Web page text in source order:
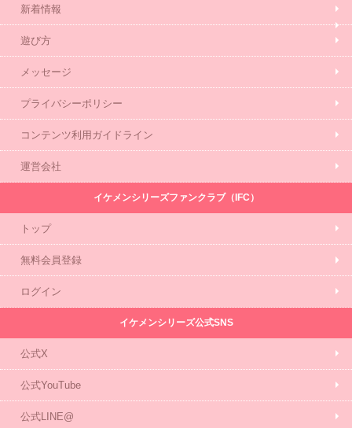
新着情報
遊び方
メッセージ
プライバシーポリシー
コンテンツ利用ガイドライン
運営会社
イケメンシリーズファンクラブ（IFC）
トップ
無料会員登録
ログイン
イケメンシリーズ公式SNS
公式X
公式YouTube
公式LINE@